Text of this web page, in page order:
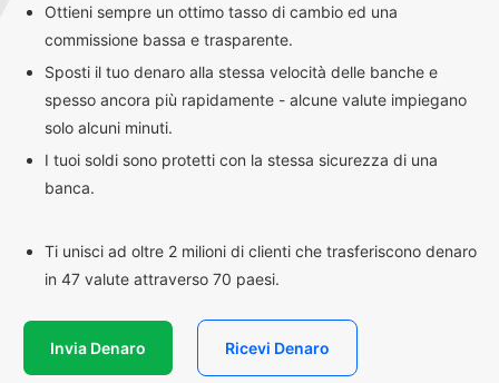
Ottieni sempre un ottimo tasso di cambio ed una
commissione bassa e trasparente.
Sposti il tuo denaro alla stessa velocità delle banche e
spesso ancora più rapidamente - alcune valute impiegano
solo alcuni minuti.
I tuoi soldi sono protetti con la stessa sicurezza di una
banca.
Ti unisci ad oltre 2 milioni di clienti che trasferiscono denaro
in 47 valute attraverso 70 paesi.
Invia Denaro Ricevi Denaro